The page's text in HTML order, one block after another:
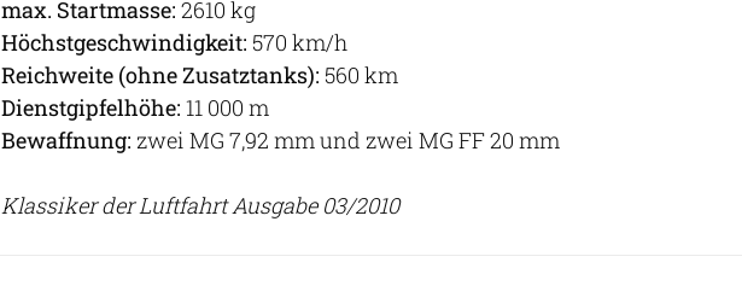
max. Startmasse: 2610 kg
Höchstgeschwindigkeit: 570 km/h
Reichweite (ohne Zusatztanks): 560 km
Dienstgipfelhöhe: 11 000 m
Bewaffnung: zwei MG 7,92 mm und zwei MG FF 20 mm
Klassiker der Luftfahrt Ausgabe 03/2010